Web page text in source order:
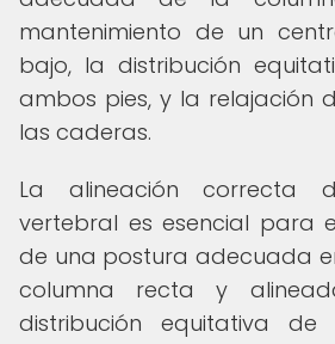
mantenimiento de un
bajo, la distribución
ambos pies, y la relajación
las caderas.
La alineación correcta
vertebral es esencial para
de una postura adecuada
columna recta y
distribución equitativa